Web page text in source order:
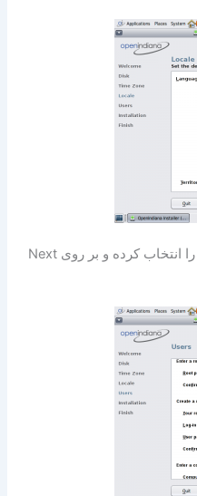
در این مرحله زبان پیش فرض خود را انتخاب کرده و بر روی Next